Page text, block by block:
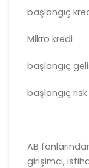
başlangıç
Mikro kredi
başlangıç
başlangıç
AB
girişimci,